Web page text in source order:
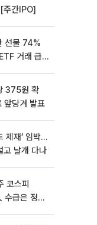
주간IPO]
선물 74%
거래 급
375원 확
앞당겨 발표
제재’ 임박…
고 날개 다나
코스피
급은 정책